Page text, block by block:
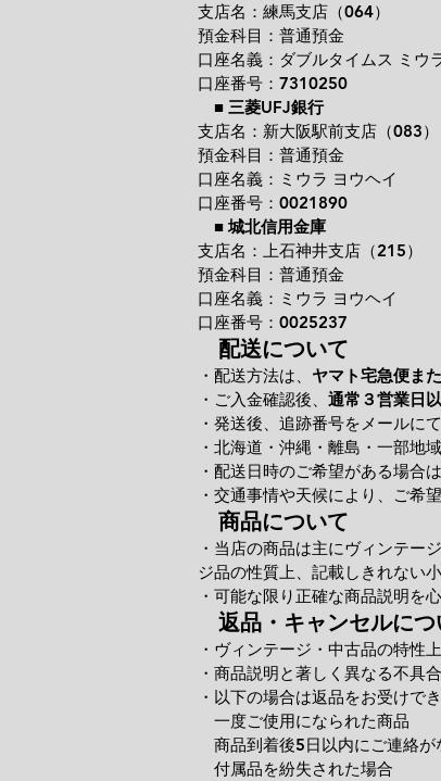
支店名：練馬支店（064）
預金科目：普通預
口座名義：ダブルタイムス ミウ
口座番号：7310250
■ 三菱UFJ銀行
支店名：新大阪駅前支店（083
預金科目：普通預金
口座名義：ミウラ ヨウヘ
口座番号：
■ 城北信用金庫
支店名：上石神井支店（215）
預金科目：普通預金
口座名義：ミウラ ヨウヘイ
口座番号：0025237
配送について
・配送方法は、 ヤマト宅急便ま
・ご入金確認後、 通常３営業日
・発送後、追跡番号をメールに
・北海道・沖縄・離島・一部地
・配送日時のご希望がある場合
・交通事情や天候により、ご希
商品について
・当店の商品は主にヴィンテー
ジ品の性質上、記載しきれない
・可能な限り正確な商品説明を
返品・キャンセルにつ
・ヴィンテージ・中古品の特性
・商品説明と著しく異なる不具
・以下の場合は返品をお受けでき
一度ご使用になられた商品
商品到着後5日以内にご連絡が
付属品を紛失された場合